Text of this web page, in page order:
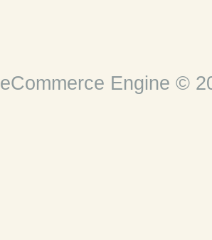
eCommerce Engine ©